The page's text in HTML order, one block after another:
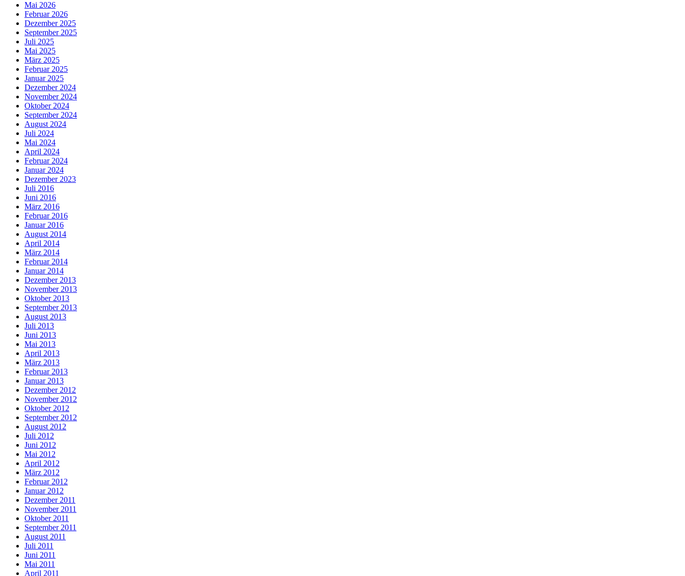
Mai 2026
Februar 2026
Dezember 2025
September 2025
Juli 2025
Mai 2025
März 2025
Februar 2025
Januar 2025
Dezember 2024
November 2024
Oktober 2024
September 2024
August 2024
Juli 2024
Mai 2024
April 2024
Februar 2024
Januar 2024
Dezember 2023
Juli 2016
Juni 2016
März 2016
Februar 2016
Januar 2016
August 2014
April 2014
März 2014
Februar 2014
Januar 2014
Dezember 2013
November 2013
Oktober 2013
September 2013
August 2013
Juli 2013
Juni 2013
Mai 2013
April 2013
März 2013
Februar 2013
Januar 2013
Dezember 2012
November 2012
Oktober 2012
September 2012
August 2012
Juli 2012
Juni 2012
Mai 2012
April 2012
März 2012
Februar 2012
Januar 2012
Dezember 2011
November 2011
Oktober 2011
September 2011
August 2011
Juli 2011
Juni 2011
Mai 2011
April 2011